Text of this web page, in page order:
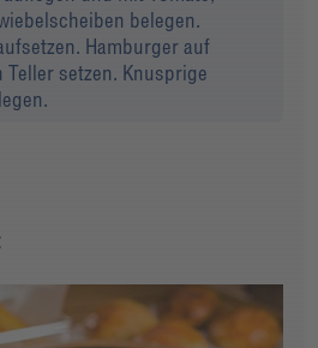
belegen.
Hamburger auf
setzen. Knusprige